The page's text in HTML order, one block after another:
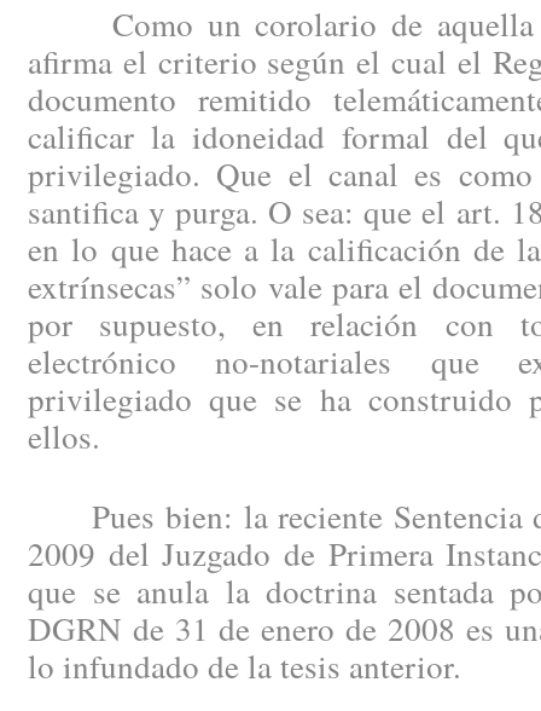
Como un corolario de aquella
afirma el criterio según el cual el
documento remitido
calificar la idoneidad formal del
privilegiado. Que el canal es
santifica y purga. O sea: que el art.
en lo que hace a la calificación de
extrínsecas” solo vale para el
por supuesto, en relación con
electrónico no-notariales que
privilegiado que se ha construido
ellos.
Pues bien: la reciente Sentencia
2009 del Juzgado de Primera
que se anula la doctrina sentada
DGRN de 31 de enero de 2008 es
lo infundado de la tesis anterior.